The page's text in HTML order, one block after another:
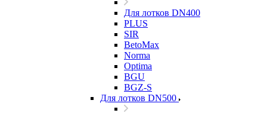
Для лотков DN400
PLUS
SIR
BetoMax
Norma
Optima
BGU
BGZ-S
Для лотков DN500